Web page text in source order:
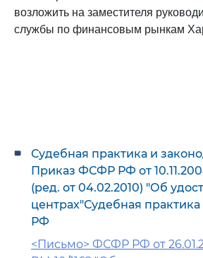
возложить на заместителя
службы по финансовым рынкам
Судебная практика и
Приказ ФСФР РФ от
(ред. от 04.02.2010) "Об
центрах"Судебная
РФ
<Письмо> ФСФР РФ от